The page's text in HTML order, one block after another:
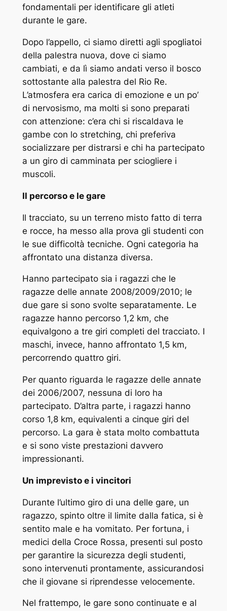
fondamentali per identificare gli atleti
durante le gare.
Dopo l’appello, ci siamo diretti agli spogliatoi
della palestra nuova, dove ci siamo
cambiati, e da lì siamo andati verso il bosco
sottostante alla palestra del Rio Re.
L’atmosfera era carica di emozione e un po’
di nervosismo, ma molti si sono preparati
con attenzione: c’era chi si riscaldava le
gambe con lo stretching, chi preferiva
socializzare per distrarsi e chi ha partecipato
a un giro di camminata per sciogliere i
muscoli.
Il percorso e le gare
Il tracciato, su un terreno misto fatto di terra
e rocce, ha messo alla prova gli studenti con
le sue difficoltà tecniche. Ogni categoria ha
affrontato una distanza diversa.
Hanno partecipato sia i ragazzi che le
ragazze delle annate 2008/2009/2010; le
due gare si sono svolte separatamente. Le
ragazze hanno percorso 1,2 km, che
equivalgono a tre giri completi del tracciato. I
maschi, invece, hanno affrontato 1,5 km,
percorrendo quattro giri.
Per quanto riguarda le ragazze delle annate
dei 2006/2007, nessuna di loro ha
partecipato. D’altra parte, i ragazzi hanno
corso 1,8 km, equivalenti a cinque giri del
percorso. La gara è stata molto combattuta
e si sono viste prestazioni davvero
impressionanti.
Un imprevisto e i vincitori
Durante l’ultimo giro di una delle gare, un
ragazzo, spinto oltre il limite dalla fatica, si è
sentito male e ha vomitato. Per fortuna, i
medici della Croce Rossa, presenti sul posto
per garantire la sicurezza degli studenti,
sono intervenuti prontamente, assicurandosi
che il giovane si riprendesse velocemente.
Nel frattempo, le gare sono continuate e al